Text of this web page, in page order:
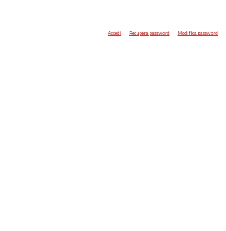
Accedi Recupera password Modifica password